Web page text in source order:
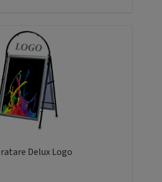
varianter.
De
olika
alternativen
kan
väljas
på
Delux Logo